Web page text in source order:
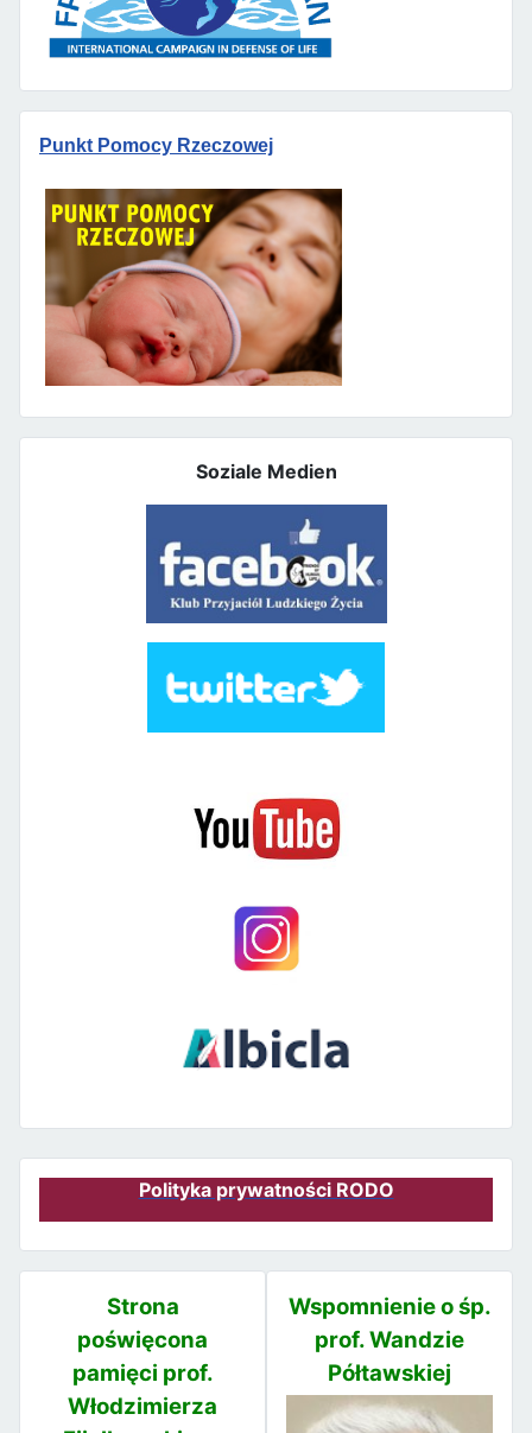
Punkt Pomocy Rzeczowej
Soziale Medien
Polityka prywatności RODO
Strona
poświęcona
pamięci prof.
Włodzimierza
Wspomnienie o śp.
prof. Wandzie
Półtawskiej